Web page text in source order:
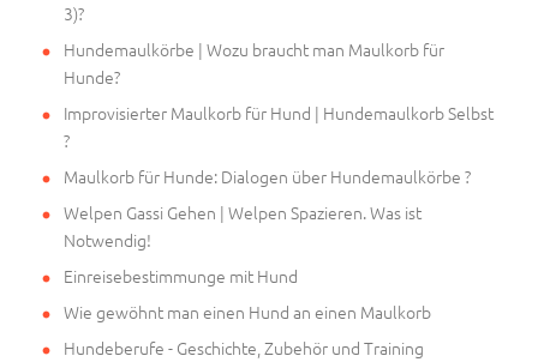
3)?
Hundemaulkörbe | Wozu braucht man Maulkorb für
Hunde?
Improvisierter Maulkorb für Hund | Hundemaulkorb Selbst
?
Maulkorb für Hunde: Dialogen über Hundemaulkörbe ?
Welpen Gassi Gehen | Welpen Spazieren. Was ist
Notwendig!
Einreisebestimmunge mit Hund
Wie gewöhnt man einen Hund an einen Maulkorb
Hundeberufe - Geschichte, Zubehör und Training